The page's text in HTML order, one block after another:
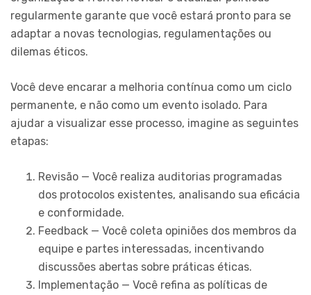
regularmente garante que você estará pronto para se
adaptar a novas tecnologias, regulamentações ou
dilemas éticos.
Você deve encarar a melhoria contínua como um ciclo
permanente, e não como um evento isolado. Para
ajudar a visualizar esse processo, imagine as seguintes
etapas:
Revisão — Você realiza auditorias programadas
dos protocolos existentes, analisando sua eficácia
e conformidade.
Feedback — Você coleta opiniões dos membros da
equipe e partes interessadas, incentivando
discussões abertas sobre práticas éticas.
Implementação — Você refina as políticas de